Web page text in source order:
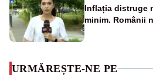
Inflația distruge
minim. Românii
URMĂREȘTE-NE PE